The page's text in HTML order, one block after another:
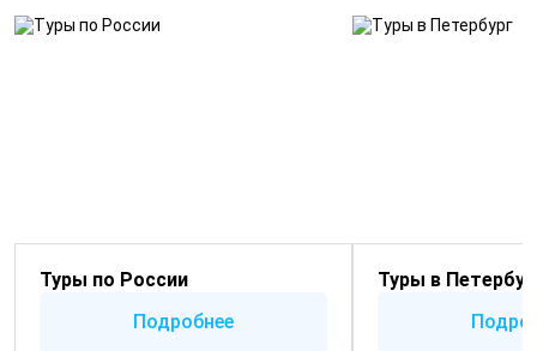
Туры по России
Подробнее
Туры в